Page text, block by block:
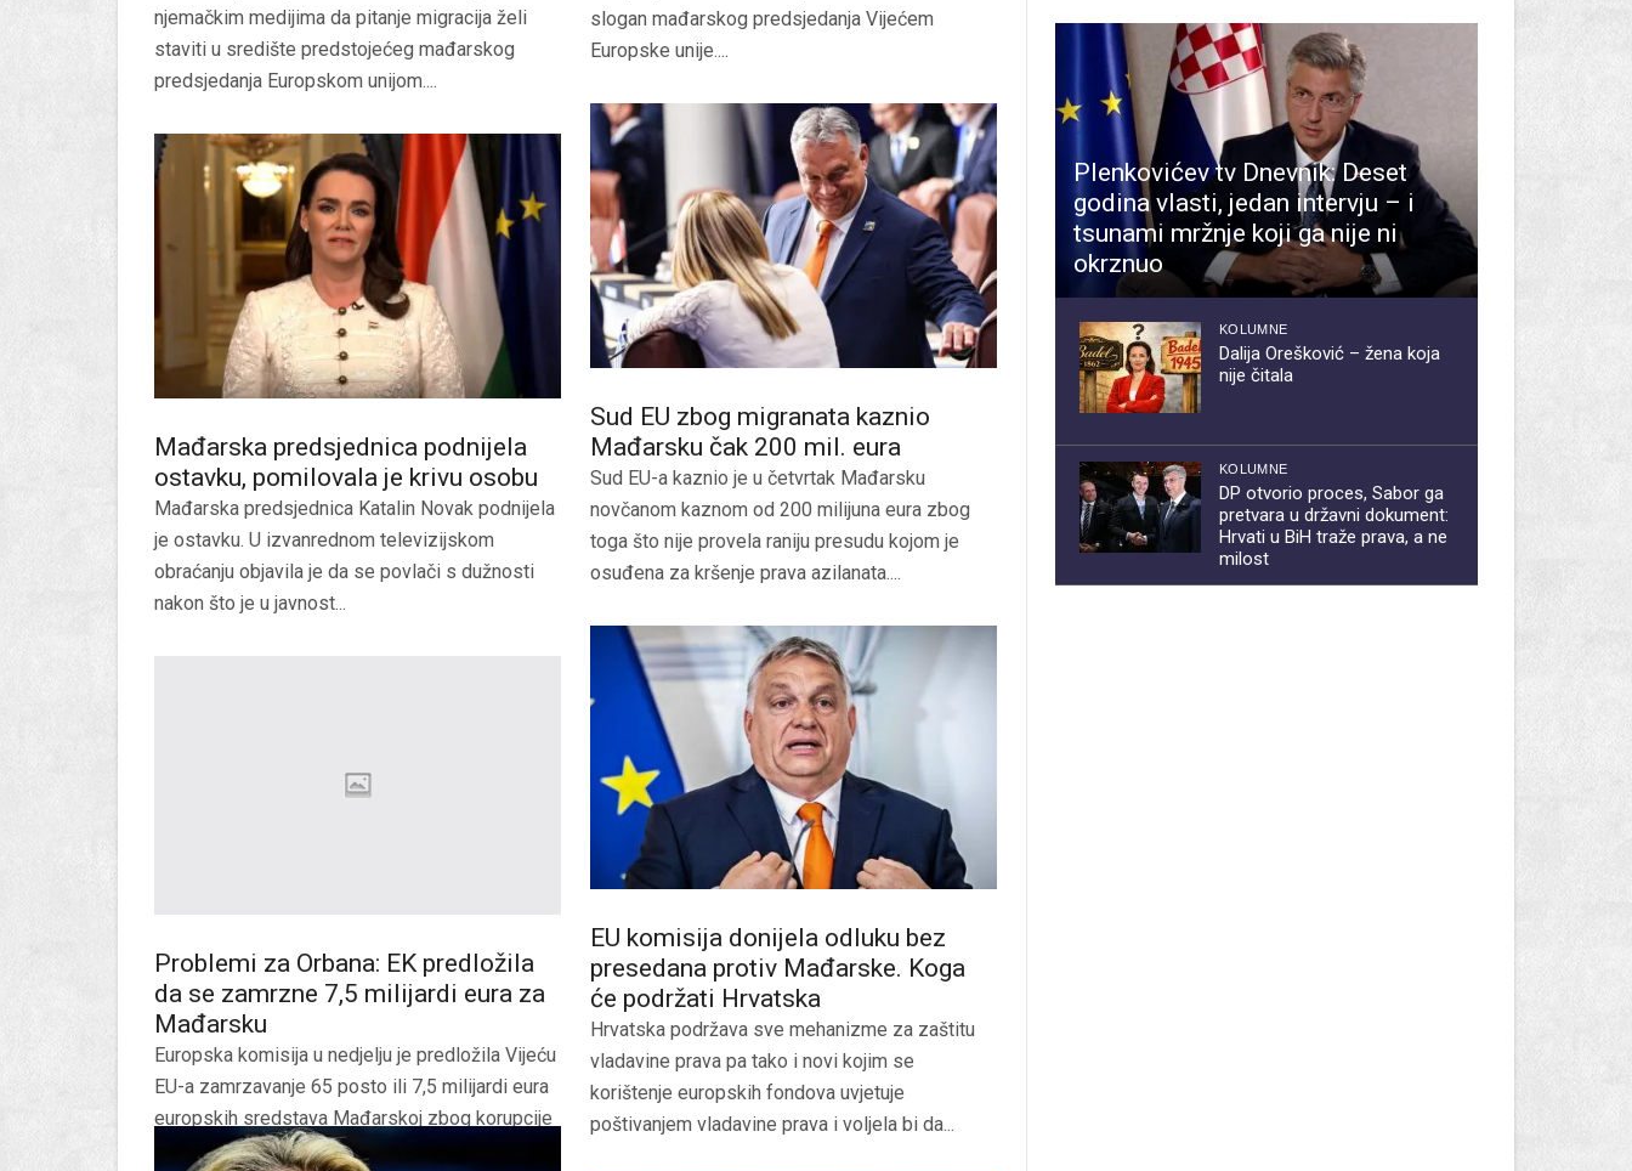
njemačkim medijima da pitanje migracija želi
staviti u središte predstojećeg mađarskog
predsjedanja Europskom unijom....
slogan mađarskog predsjedanja Vijećem
Europske unije....
Sud EU zbog migranata kaznio
Mađarsku čak 200 mil. eura
Sud EU-a kaznio je u četvrtak Mađarsku
novčanom kaznom od 200 milijuna eura zbog
toga što nije provela raniju presudu kojom je
osuđena za kršenje prava azilanata....
Mađarska predsjednica podnijela
ostavku, pomilovala je krivu osobu
Mađarska predsjednica Katalin Novak podnijela
je ostavku. U izvanrednom televizijskom
obraćanju objavila je da se povlači s dužnosti
nakon što je u javnost...
EU komisija donijela odluku bez
presedana protiv Mađarske. Koga
će podržati Hrvatska
Hrvatska podržava sve mehanizme za zaštitu
vladavine prava pa tako i novi kojim se
korištenje europskih fondova uvjetuje
poštivanjem vladavine prava i voljela bi da...
Problemi za Orbana: EK predložila
da se zamrzne 7,5 milijardi eura za
Mađarsku
Europska komisija u nedjelju je predložila Vijeću
EU-a zamrzavanje 65 posto ili 7,5 milijardi eura
europskih sredstava Mađarskoj zbog korupcije
i problema s...
Plenkovićev tv Dnevnik: Deset
godina vlasti, jedan intervju – i
tsunami mržnje koji ga nije ni
okrznuo
KOLUMNE
Dalija Orešković – žena koja
nije čitala
KOLUMNE
DP otvorio proces, Sabor ga
pretvara u državni dokument:
Hrvati u BiH traže prava, a ne
milost